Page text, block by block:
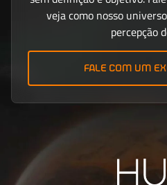
veja como nosso
percepção
fale com um